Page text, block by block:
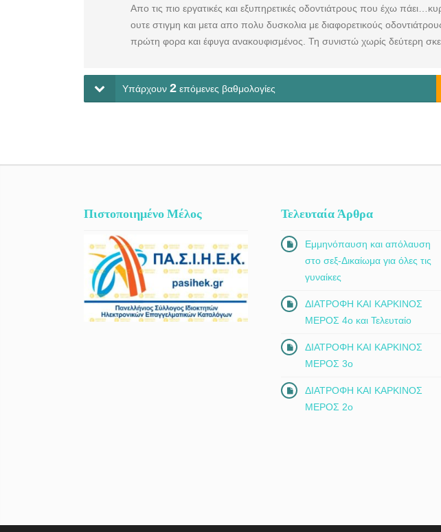
Απο τις πιο εργατικές και εξυπηρετικές οδοντιάτρους που έχω
ουτε στιγμη και μετα απο πολυ δυσκολια με διαφορετικούς
πρώτη φορα και έφυγα ανακουφισμένος. Τη συνιστώ χωρίς δεύτερη
Υπάρχουν 2 επόμενες βαθμολογίες
Πιστοποιημένο Μέλος Τελευταία Άρθρα
Εμμηνόπαυση και απόλαυση
στο σεξ-Δικαίωμα για όλες τις
γυναίκες
ΔΙΑΤΡΟΦΗ ΚΑΙ ΚΑΡΚΙΝΟΣ
ΜΕΡΟΣ 4ο και Τελευταίο
ΔΙΑΤΡΟΦΗ ΚΑΙ ΚΑΡΚΙΝΟΣ
ΜΕΡΟΣ 3ο
ΔΙΑΤΡΟΦΗ ΚΑΙ ΚΑΡΚΙΝΟΣ
ΜΕΡΟΣ 2ο